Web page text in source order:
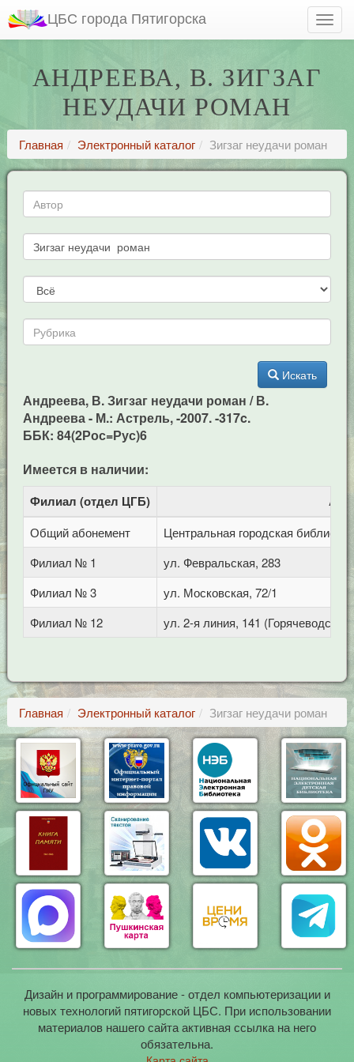
ЦБС города Пятигорска
АНДРЕЕВА, В. ЗИГЗАГ
НЕУДАЧИ РОМАН
Главная Электронный каталог Зигзаг неудачи роман
Искать
Андреева, В. Зигзаг неудачи роман / В.
Андреева - М.: Астрель, -2007. -317c.
ББК: 84(2Рос=Рус)6
Имеется в наличии:
Филиал (отдел ЦГБ)
Общий абонемент
Центральная городская
Филиал № 1
ул. Февральская, 283
Филиал № 3
ул. Московская, 72/1
Филиал № 12
ул. 2-я линия, 141 (Горячеводск)
Главная Электронный каталог Зигзаг неудачи роман
Дизайн и программирование - отдел компьютеризации и
новых технологий пятигорской ЦБС. При использовании
материалов нашего сайта активная ссылка на него
обязательна.